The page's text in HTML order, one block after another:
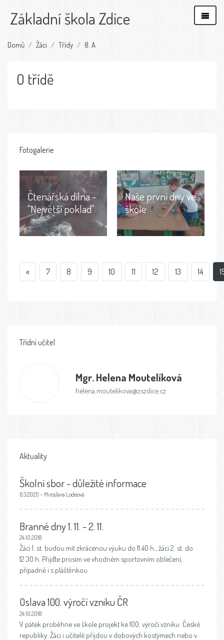
Základní škola Zdice
Domů Žáci Třídy 8. A
O třídě
Fotogalerie
Čtenářská dílna -
"Největší poklad"
Naše první dny ve
škole
« 7 8 9 10 11 12 13 14
Třídní učitel
Mgr.Helena Moutelíková
helena.moutelikova@zszdice.cz
Aktuality
Školní sbor - důležité informace
6.3.2020 – Miroslava Lodeová
Branné dny 1. 11. - 2. 11.
24.10.2018
Žáci 1. st. budou mít zkrácenou výuku do 11.40 h., žáci 2. st. do
12.30 h. Přijďte prosím ve vhodném sportovním oblečení,
případně i s pláštěnkou.
Oslava 100. výročí vzniku ČR
24.10.2018
V pátek proběhne ve škole projekt ke 100. výročí vzniku České
republiky. Žáci i učitelé přijdou v dobových kostýmech nebo v